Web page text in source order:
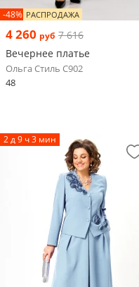
-48% РАСПРОДАЖА
4 260 руб 7 616
Вечернее платье
Ольга Стиль С902
48
2 д 9 ч 3 мин